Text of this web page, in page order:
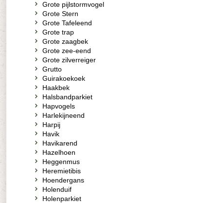
Grote pijlstormvogel
Grote Stern
Grote Tafeleend
Grote trap
Grote zaagbek
Grote zee-eend
Grote zilverreiger
Grutto
Guirakoekoek
Haakbek
Halsbandparkiet
Hapvogels
Harlekijneend
Harpij
Havik
Havikarend
Hazelhoen
Heggenmus
Heremietibis
Hoendergans
Holenduif
Holenparkiet